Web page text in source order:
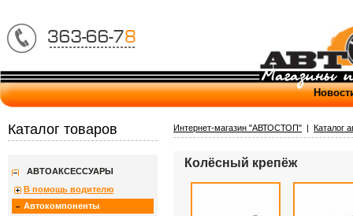
Интернет-магазин "АВТОСТОП" | Каталог
Колёсный крепёж
Каталог товаров
АВТОАКСЕССУАРЫ
В помощь водителю
Автокомпоненты